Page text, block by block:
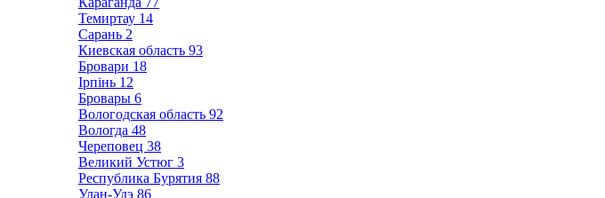
Темиртау 14
Сарань 2
Киевская область 93
Бровари 18
Ірпінь 12
Бровары 6
Вологодская область 92
Вологда 48
Череповец 38
Великий Устюг 3
Республика Бурятия 88
Улан-Удэ 86